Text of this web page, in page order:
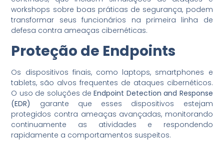
workshops sobre boas práticas de segurança, podem
transformar seus funcionários na primeira linha de
defesa contra ameaças cibernéticas.
Proteção de Endpoints
Os dispositivos finais, como laptops, smartphones e
tablets, são alvos frequentes de ataques cibernéticos.
O uso de soluções deEndpoint Detection and Response
(EDR)
garante que esses dispositivos estejam
protegidos contra ameaças avançadas, monitorando
continuamente as atividades e respondendo
rapidamente a comportamentos suspeitos.